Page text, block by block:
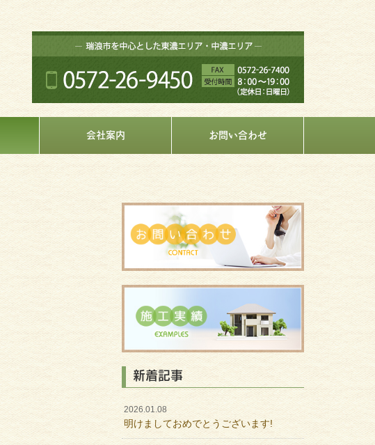
会社案内 お問い合わせ
新着記事
2026.01.08
明けましておめでとうございます!